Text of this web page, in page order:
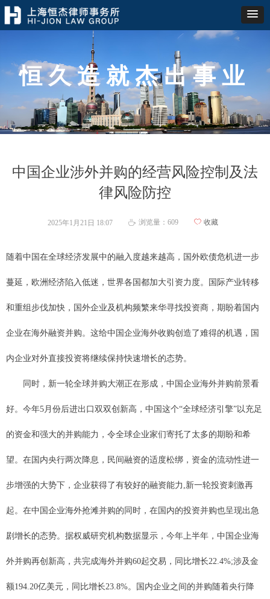
中国企业涉外并购的经营风险控制及法
律风险防控
随着中国在全球经济发展中的融入度越来越高，国外欧债危机进一步
蔓延，欧洲经济陷入低迷，世界各国都加大引资力度。国际产业转移
和重组步伐加快，国外企业及机构频繁来华寻找投资商，期盼着国内
企业在海外融资并购。这给中国企业海外收购创造了难得的机遇，国
内企业对外直接投资将继续保持快速增长的态势。
同时，新一轮全球并购大潮正在形成，中国企业海外并购前景看
好。今年5月份后进出口双双创新高，中国这个“全球经济引擎”以充足
的资金和强大的并购能力，令全球企业家们寄托了太多的期盼和希
望。在国内央行两次降息，民间融资的适度松绑，资金的流动性进一
步增强的大势下，企业获得了有较好的融资能力,新一轮投资刺激再
起。在中国企业海外抢滩并购的同时，在国内的投资并购也呈现出急
剧增长的态势。据权威研究机构数据显示，今年上半年，中国企业海
外并购再创新高，共完成海外并购60起交易，同比增长22.4%;涉及金
额194.20亿美元，同比增长23.8%。国内企业之间的并购随着央行降
2025年1月21日 18:07 ꄘ 浏览量： 609 ꄀ 收藏
恒久造就杰出事业